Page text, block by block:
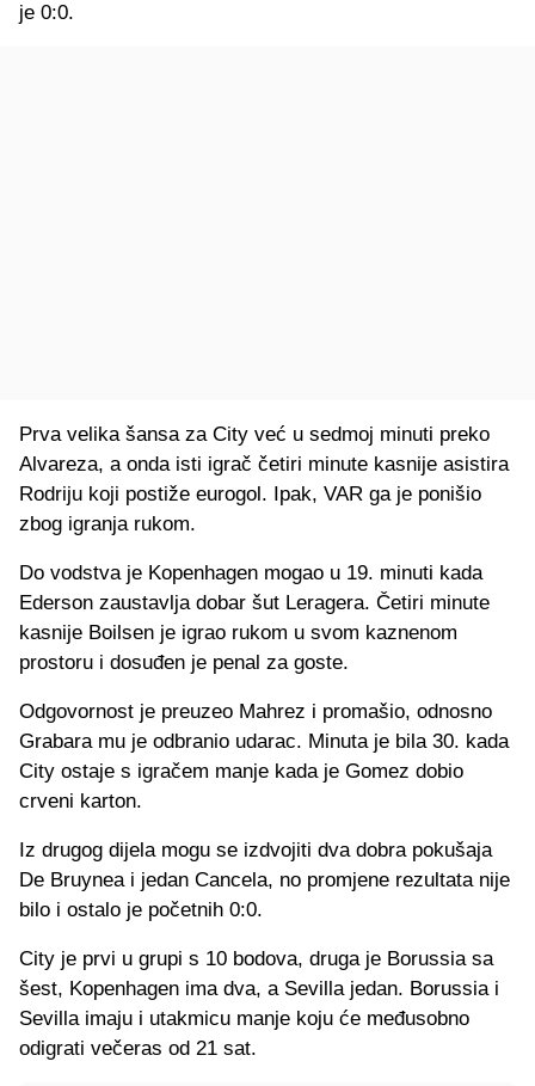
je 0:0.
Prva velika šansa za City već u sedmoj minuti preko
Alvareza, a onda isti igrač četiri minute kasnije asistira
Rodriju koji postiže eurogol. Ipak, VAR ga je ponišio
zbog igranja rukom.
Do vodstva je Kopenhagen mogao u 19. minuti kada
Ederson zaustavlja dobar šut Leragera. Četiri minute
kasnije Boilsen je igrao rukom u svom kaznenom
prostoru i dosuđen je penal za goste.
Odgovornost je preuzeo Mahrez i promašio, odnosno
Grabara mu je odbranio udarac. Minuta je bila 30. kada
City ostaje s igračem manje kada je Gomez dobio
crveni karton.
Iz drugog dijela mogu se izdvojiti dva dobra pokušaja
De Bruynea i jedan Cancela, no promjene rezultata nije
bilo i ostalo je početnih 0:0.
City je prvi u grupi s 10 bodova, druga je Borussia sa
šest, Kopenhagen ima dva, a Sevilla jedan. Borussia i
Sevilla imaju i utakmicu manje koju će međusobno
odigrati večeras od 21 sat.